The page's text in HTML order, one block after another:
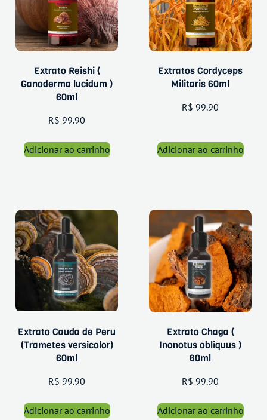
Extrato Reishi (
Ganoderma lucidum )
60ml
R$ 99.90
Adicionar ao carrinho
Extratos Cordyceps
Militaris 60ml
R$ 99.90
Adicionar ao carrinho
Extrato Cauda de Peru
(Trametes versicolor)
60ml
R$ 99.90
Adicionar ao carrinho
Extrato Chaga (
Inonotus obliquus )
60ml
R$ 99.90
Adicionar ao carrinho